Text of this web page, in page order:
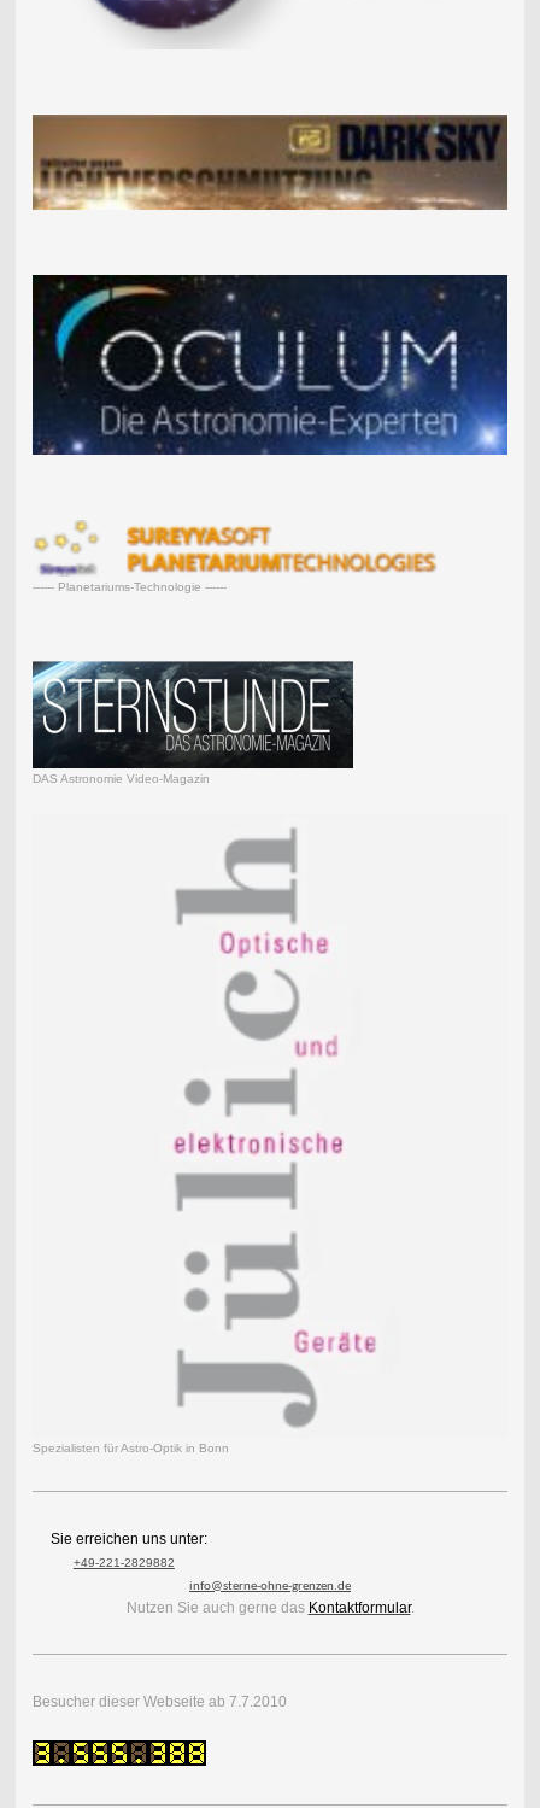
------ Planetariums-Technologie ------
DAS Astronomie Video-Magazin
Spezialisten für Astro-Optik in Bonn
Sie erreichen uns unter:
+49-221-2829882
info@sterne-ohne-grenzen.de
Nutzen Sie auch gerne das Kontaktformular.
Besucher dieser Webseite ab 7.7.2010